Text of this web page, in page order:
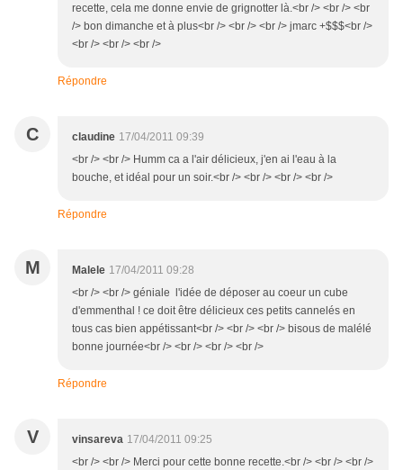
recette, cela me donne envie de grignotter là.<br /> <br /> <br
/> bon dimanche et à plus<br /> <br /> <br /> jmarc +$$$<br />
<br /> <br /> <br />
Répondre
C claudine 17/04/2011 09:39
<br /> <br /> Humm ca a l'air délicieux, j'en ai l'eau à la
bouche, et idéal pour un soir.<br /> <br /> <br /> <br />
Répondre
M Malele 17/04/2011 09:28
<br /> <br /> géniale l'idée de déposer au coeur un cube
d'emmenthal ! ce doit être délicieux ces petits cannelés en
tous cas bien appétissant<br /> <br /> <br /> bisous de malélé
bonne journée<br /> <br /> <br /> <br />
Répondre
V vinsareva 17/04/2011 09:25
<br /> <br /> Merci pour cette bonne recette.<br /> <br /> <br />